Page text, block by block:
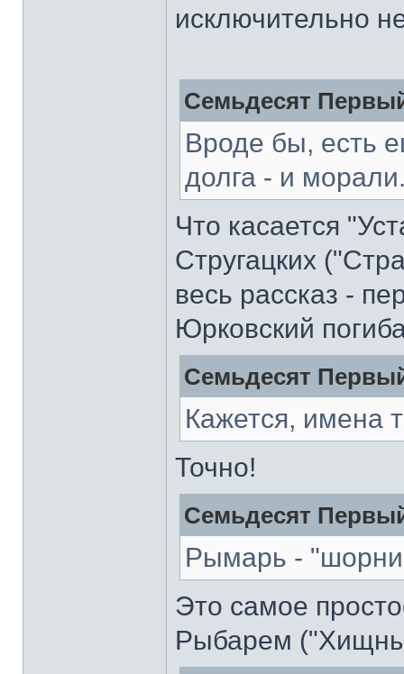
исключительно
Семьдесят
Вроде бы, есть
долга - и
Что касается
Стругацких
весь рассказ -
Юрковский
Семьдесят
Кажется, имена
Точно!
Семьдесят
Рымарь -
Это самое
Рыбарем